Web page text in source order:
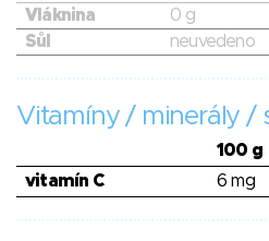
Vláknina
0 g
Sůl
neuvedeno
Vitamíny / minerály /
100 g
vitamín C
6 mg